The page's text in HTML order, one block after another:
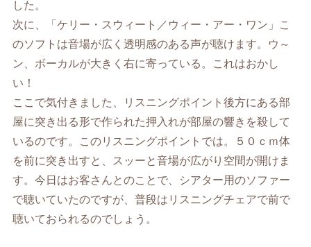
した。
次に、「ケリー・スウィート／ウィー・アー・ワン」こ
のソフトは音場が広く透明感のある声が聴けます。ウ～
ン、ボーカルが大きく右に寄っている。これはおかし
い！
ここで気付きました、リスニングポイント後方にある部
屋に突き出る形で作られた押入れが部屋の響きを殺して
いるのです。このリスニングポイントでは。５０ｃｍ体
を前に突き出すと、スッーと音場が広がり空間が開けま
す。今日はお客さんとのことで、シアター用のソファー
で聴いていたのですが、普段はリスニングチェアで前で
聴いておられるのでしょう。